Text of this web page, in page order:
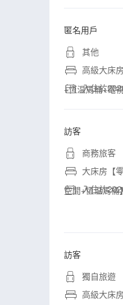
匿名用戶
其他
高級大床
+恆温馬桶+電
入住於
訪客
商務旅客
大床房【
空間+恆温馬桶
入住於
訪客
獨自旅遊
高級大床